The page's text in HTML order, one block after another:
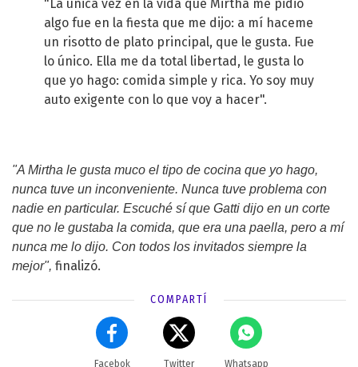
"La única vez en la vida que Mirtha me pidió
algo fue en la fiesta que me dijo: a mí haceme
un risotto de plato principal, que le gusta. Fue
lo único. Ella me da total libertad, le gusta lo
que yo hago: comida simple y rica. Yo soy muy
auto exigente con lo que voy a hacer".
"A Mirtha le gusta muco el tipo de cocina que yo hago,
nunca tuve un inconveniente. Nunca tuve problema con
nadie en particular. Escuché sí que Gatti dijo en un corte
que no le gustaba la comida, que era una paella, pero a mí
nunca me lo dijo. Con todos los invitados siempre la
mejor", finalizó.
COMPARTÍ
Facebok Twitter Whatsapp